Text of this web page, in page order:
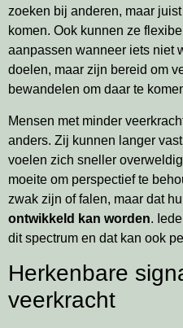
zoeken bij anderen, maar
komen. Ook kunnen ze
aanpassen wanneer iets niet
doelen, maar zijn bereid om
bewandelen om daar te
Mensen met minder
anders. Zij kunnen langer
voelen zich sneller
moeite om perspectief te
zwak zijn of falen, maar dat
ontwikkeld kan worden.
dit spectrum en dat kan ook
Herkenbare
veerkracht